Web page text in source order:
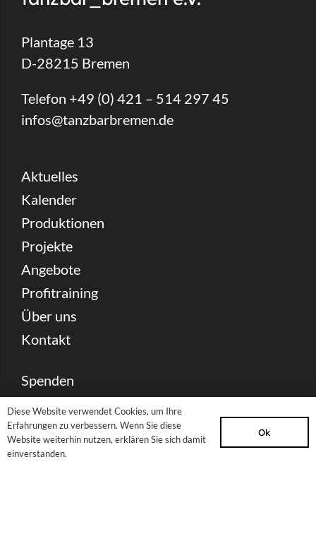
Plantage 13
D-28215 Bremen
Telefon +49 (0) 421 – 514 297 45
infos@tanzbarbremen.de
Aktuelles
Kalender
Produktionen
Projekte
Angebote
Profitraining
Über uns
Kontakt
Spenden
Partnerschaft & Förderung
Presse Download
Archiv
Diese Website verwendet Cookies, um Ihre
Erfahrungen zu verbessern. Wenn Sie diese
Website weiterhin nutzen, erklären Sie sich damit
einverstanden.
Ok